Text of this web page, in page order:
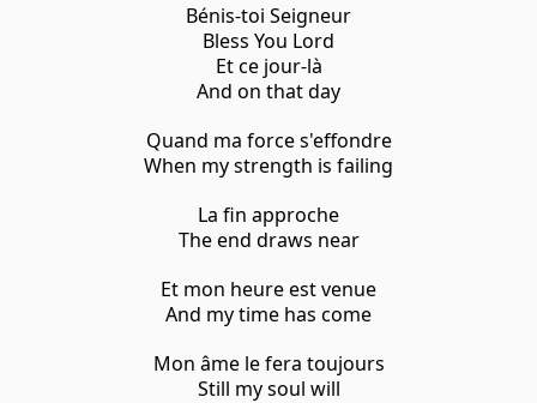
Bénis-toi Seigneur
Bless You Lord
Et ce jour-là
And on that day
Quand ma force s'effondre
When my strength is failing
La fin approche
The end draws near
Et mon heure est venue
And my time has come
Mon âme le fera toujours
Still my soul will